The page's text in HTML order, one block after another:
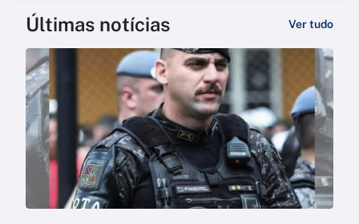
Últimas notícias Ver tudo